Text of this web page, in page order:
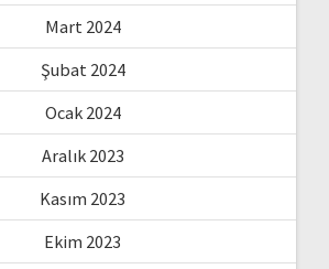
Mart 2024
Şubat 2024
Ocak 2024
Aralık 2023
Kasım 2023
Ekim 2023